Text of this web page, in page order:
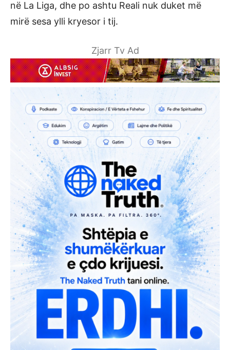
në La Liga, dhe po ashtu Reali nuk duket më
mirë sesa ylli kryesor i tij.
Zjarr Tv Ad